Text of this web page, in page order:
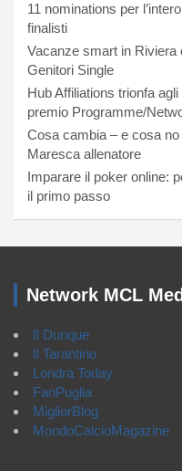
11 nominations per
finalisti
Vacanze smart in Riviera
Genitori Single
Hub Affiliations trionfa
premio Programme/
Cosa cambia – e cosa
Maresca allenatore
Imparare il poker online:
il primo passo
Network MCL
Il Dunque
Il Tarantino
Londra Today
FanPuglia
MigliorBlog
MondoCalcioMagazine